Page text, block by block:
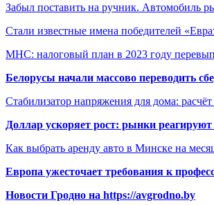
Забыл поставить на ручник. Автомобиль
Стали известные имена победителей
МНС: налоговый план в 2023 году
Белорусы начали массово переводить
Стабилизатор напряжения для дома:
Доллар ускоряет рост: рынки
Как выбрать аренду авто в Минске на
Европа ужесточает требования к
Новости Гродно на https://avgrodno.by